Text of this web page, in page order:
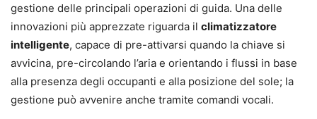
gestione delle principali operazioni di guida. Una delle
innovazioni più apprezzate riguarda il climatizzatore
intelligente, capace di pre-attivarsi quando la chiave si
avvicina, pre-circolando l’aria e orientando i flussi in base
alla presenza degli occupanti e alla posizione del sole; la
gestione può avvenire anche tramite comandi vocali.